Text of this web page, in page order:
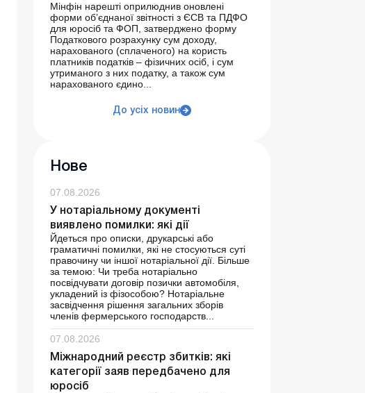
Мінфін нарешті оприлюднив оновлені
форми об’єднаної звітності з ЄСВ та ПДФО
для юросіб та ФОП, затверджено форму
Податкового розрахунку сум доходу,
нарахованого (сплаченого) на користь
платників податків – фізичних осіб, і сум
утриманого з них податку, а також сум
нарахованого єдино...
До усіх новин
Нове
07.08.2026
У нотаріальному документі
виявлено помилки: які дії
Йдеться про описки, друкарські або
граматичні помилки, які не стосуються суті
правочину чи іншої нотаріальної дії. Більше
за темою: Чи треба нотаріально
посвідчувати договір позички автомобіля,
укладений із фізособою? Нотаріальне
засвідчення рішення загальних зборів
членів фермерського господарств...
07.08.2026
Міжнародний реєстр збитків: які
категорії заяв передбачено для
юросіб